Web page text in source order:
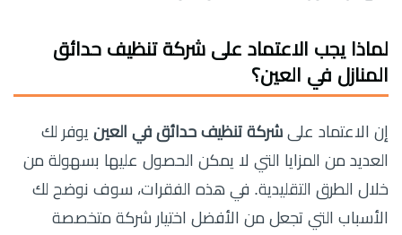
لماذا يجب الاعتماد على شركة تنظيف حدائق
المنازل في العين؟
إن الاعتماد على شركة تنظيف حدائق في العين يوفر لك
العديد من المزايا التي لا يمكن الحصول عليها بسهولة من
خلال الطرق التقليدية. في هذه الفقرات، سوف نوضح لك
الأسباب التي تجعل من الأفضل اختيار شركة متخصصة